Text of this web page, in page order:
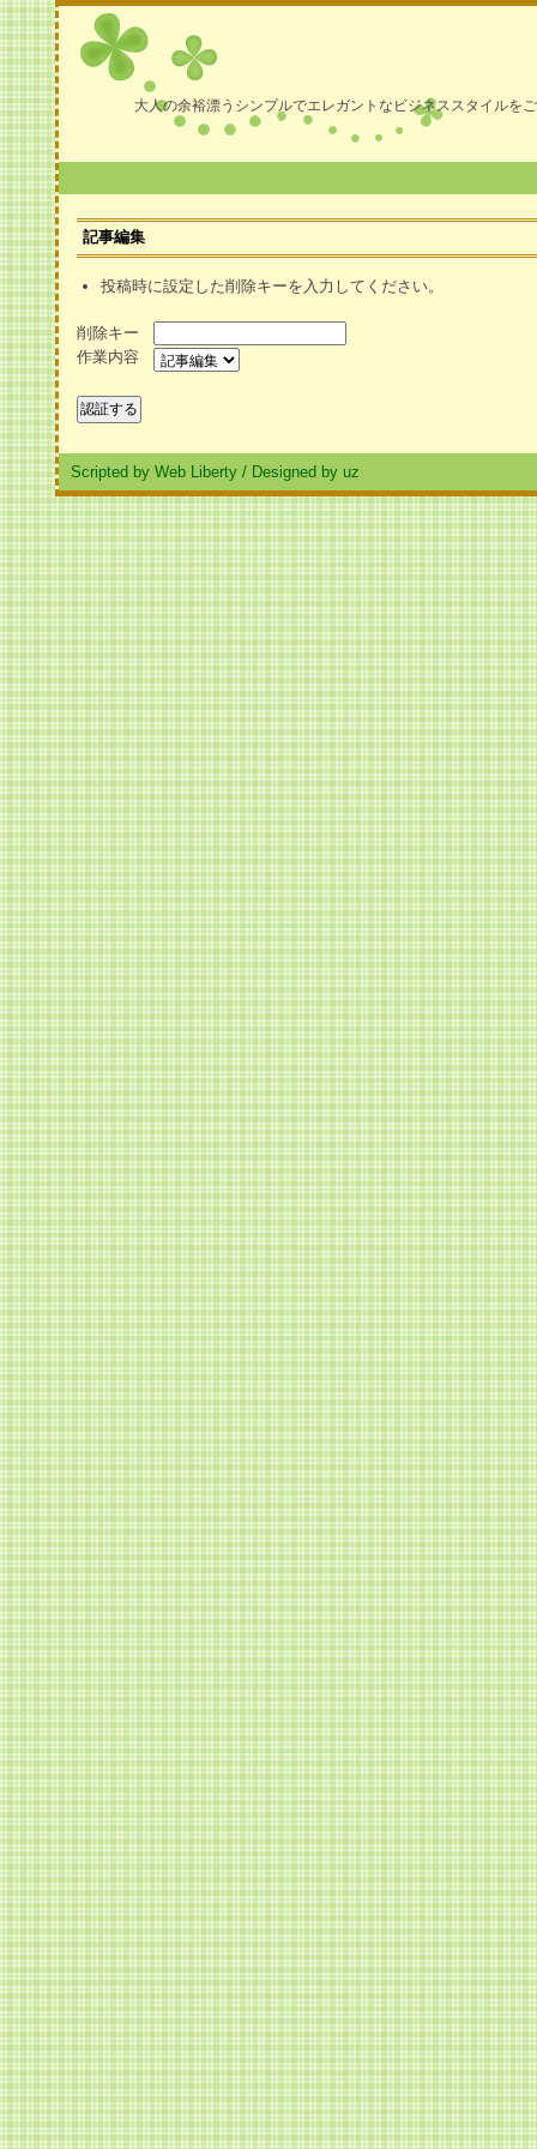
大人の余裕漂うシンプルでエレガントなビジネススタイルを
記事編集
投稿時に設定した削除キーを入力してください。
削除キー
作業内容
Scripted by Web Liberty / Designed by uz